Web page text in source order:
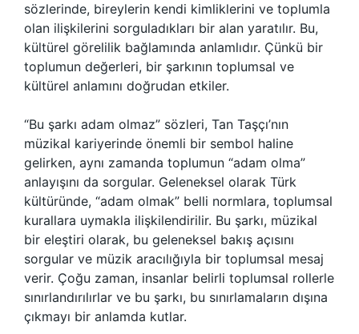
sözlerinde, bireylerin kendi kimliklerini ve toplumla
olan ilişkilerini sorguladıkları bir alan yaratılır. Bu,
kültürel görelilik bağlamında anlamlıdır. Çünkü bir
toplumun değerleri, bir şarkının toplumsal ve
kültürel anlamını doğrudan etkiler.
“Bu şarkı adam olmaz” sözleri, Tan Taşçı’nın
müzikal kariyerinde önemli bir sembol haline
gelirken, aynı zamanda toplumun “adam olma”
anlayışını da sorgular. Geleneksel olarak Türk
kültüründe, “adam olmak” belli normlara, toplumsal
kurallara uymakla ilişkilendirilir. Bu şarkı, müzikal
bir eleştiri olarak, bu geleneksel bakış açısını
sorgular ve müzik aracılığıyla bir toplumsal mesaj
verir. Çoğu zaman, insanlar belirli toplumsal rollerle
sınırlandırılırlar ve bu şarkı, bu sınırlamaların dışına
çıkmayı bir anlamda kutlar.